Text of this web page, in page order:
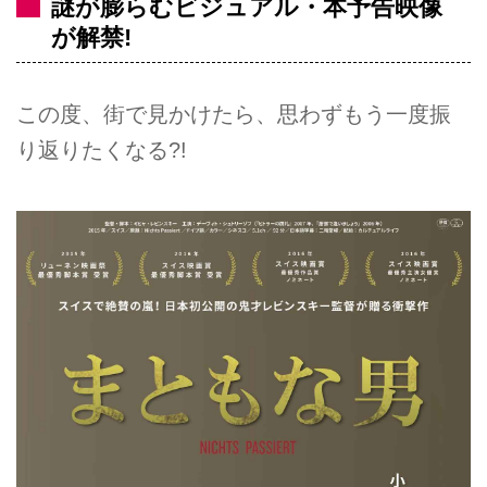
謎が膨らむビジュアル・本予告映像
が解禁!
この度、街で見かけたら、思わずもう一度振
り返りたくなる?!